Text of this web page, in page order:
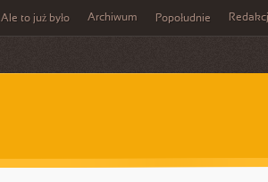
Ale to już było Archiwum Popołudnie